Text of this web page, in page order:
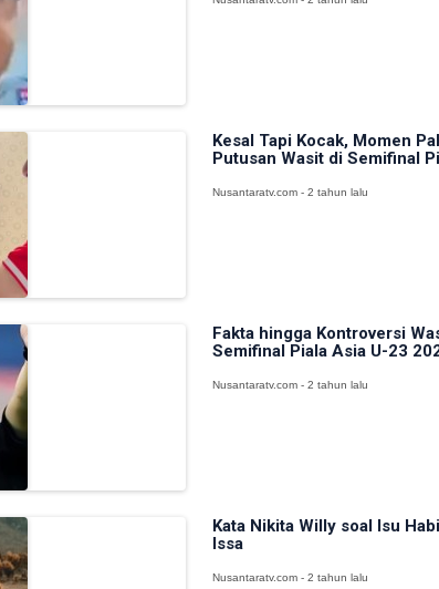
Kesal Tapi Kocak, Momen
Putusan Wasit di Semifinal
Nusantaratv.com - 2 tahun lalu
Fakta hingga Kontroversi
Semifinal Piala Asia U-23
Nusantaratv.com - 2 tahun lalu
Kata Nikita Willy soal Isu
Issa
Nusantaratv.com - 2 tahun lalu